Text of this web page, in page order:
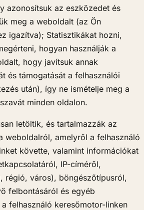
azonosítsuk az eszközedet és
meg a weboldalt (az Ön
igazítva); Statisztikákat hozni,
hogyan használják a
hogy javítsuk annak
és támogatását a felhasználói
után), így ne ismételje meg a
minden oldalon.
letöltik, és tartalmazzák az
weboldalról, amelyről a felhasználó
követte, valamint információkat
IP-címéről,
régió, város), böngészőtípusról,
felbontásáról és egyéb
felhasználó keresőmotor-linken